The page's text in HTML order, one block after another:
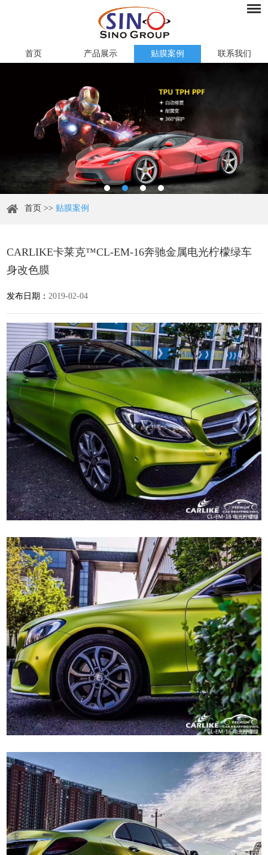
首页 产品展示 贴膜案例 联系我们
首页 >> 贴膜案例
CARLIKE卡莱克™CL-EM-16奔驰金属电光柠檬绿车
身改色膜
发布日期： 2019-02-04